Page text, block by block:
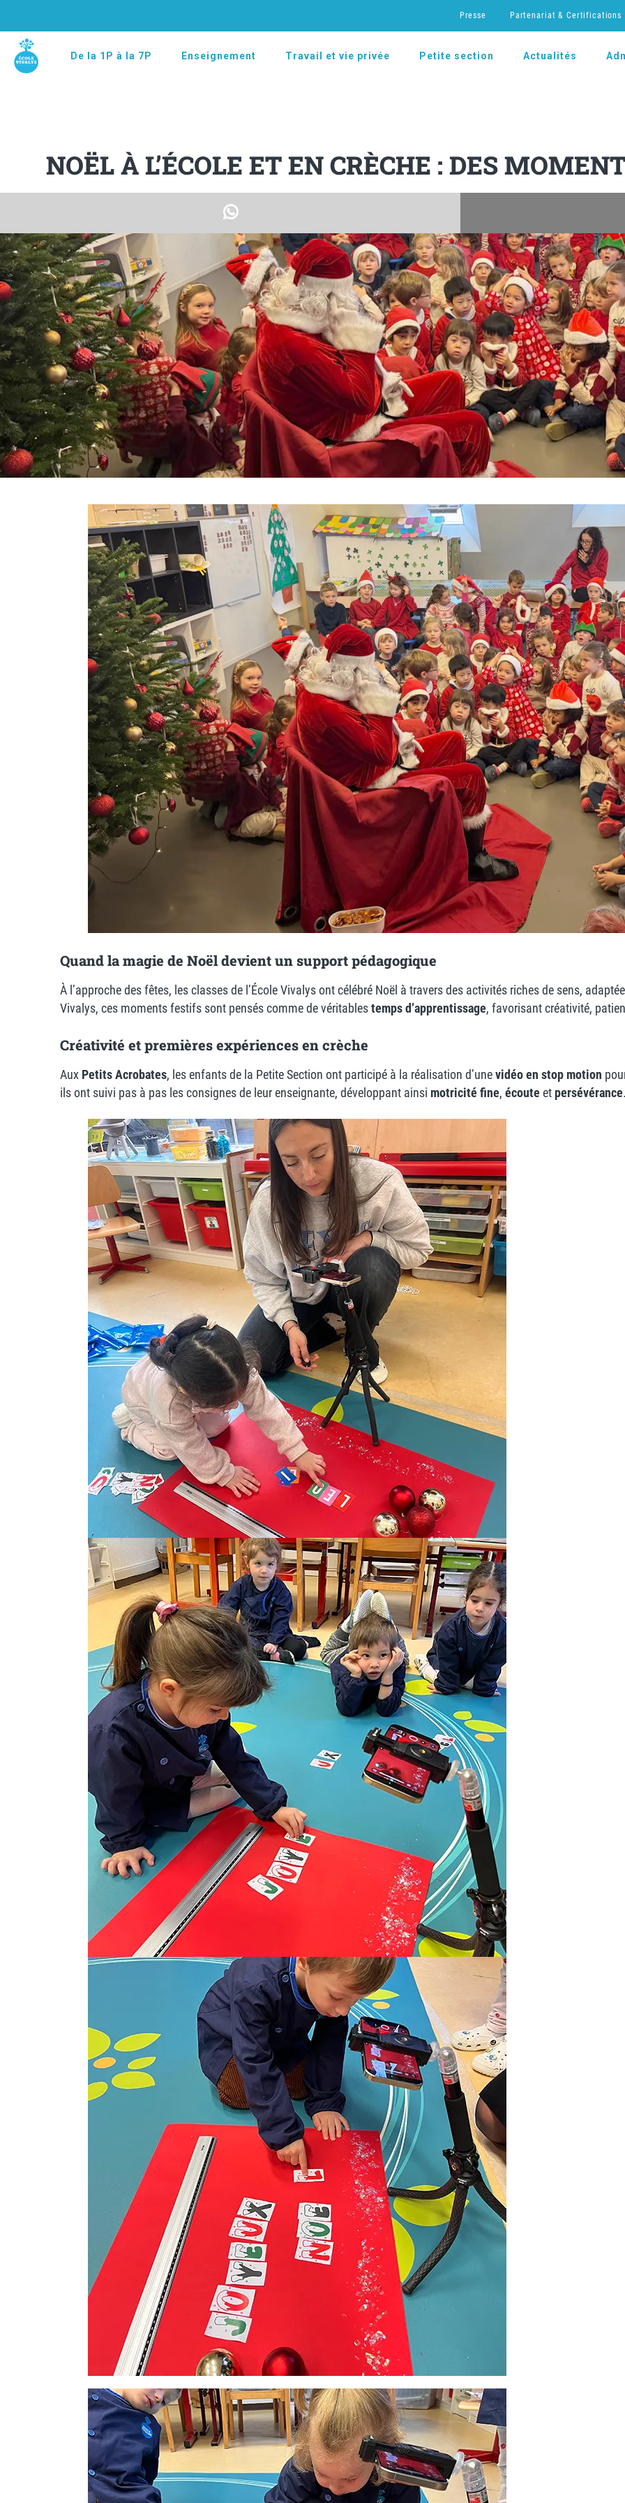
Presse Partenariat & Certifications
De la 1P à la 7P Enseignement Travail et vie privée Petite section Actualités
NOËL À L’ÉCOLE ET EN CRÈCHE : DES
Quand la magie de Noël devient un support pédagogique
À l’approche des fêtes, les classes de l’École Vivalys ont célébré Noël à travers des activités riches de sens,
Vivalys, ces moments festifs sont pensés comme de véritablestemps d’apprentissage, favorisant créativité,
Créativité et premières expériences en crèche
Aux Petits Acrobates, les enfants de la Petite Section ont participé à la réalisation d’unevidéo en stop motion
ils ont suivi pas à pas les consignes de leur enseignante, développant ainsi motricité fine, écoute et persévérance.